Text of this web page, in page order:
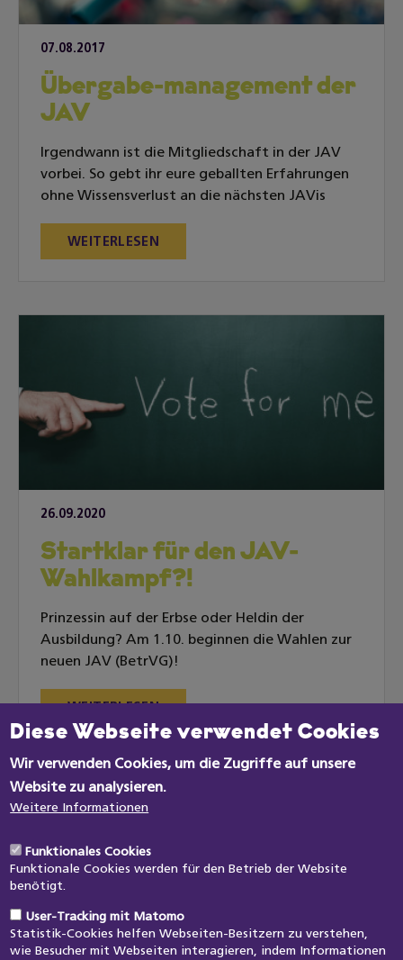
07.08.2017
Übergabe-management der
JAV
Irgendwann ist die Mitgliedschaft in der JAV
vorbei. So gebt ihr eure geballten Erfahrungen
ohne Wissensverlust an die nächsten JAVis
WEITERLESEN
26.09.2020
Startklar für den JAV-
Wahlkampf?!
Prinzessin auf der Erbse oder Heldin der
Ausbildung? Am 1.10. beginnen die Wahlen zur
neuen JAV (BetrVG)!
Unsere Themen
JAV-Arbeit
JAV-Bildung
Hilfreiches
Impressum
Datenschutzeinstellungen
Diese Webseite verwendet Cookies
Wir verwenden Cookies, um die Zugriffe auf unsere
Website zu analysieren.
Weitere Informationen
Funktionales Cookies
Funktionale Cookies werden für den Betrieb der Website
benötigt.
User-Tracking mit Matomo
Statistik-Cookies helfen Webseiten-Besitzern zu verstehen,
wie Besucher mit Webseiten interagieren, indem Informationen